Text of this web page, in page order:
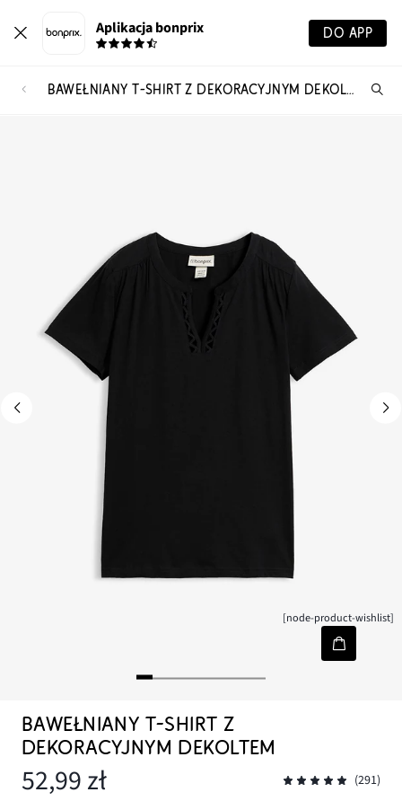
Aplikacja bonprix DO APP
BAWEŁNIANY T-SHIRT Z DEKORACYJNYM DEKOLTEM
[node-product-wishlist]
BAWEŁNIANY T-SHIRT Z
DEKORACYJNYM DEKOLTEM
52,99 zł (291)